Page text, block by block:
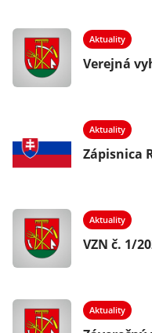
Aktuality
Verejná
Aktuality
Zápisnica
Aktuality
VZN č. 1/
Aktuality